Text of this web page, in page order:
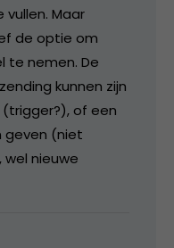
Maar
de optie om
te nemen. De
kunnen zijn
of een
geven (niet
nieuwe